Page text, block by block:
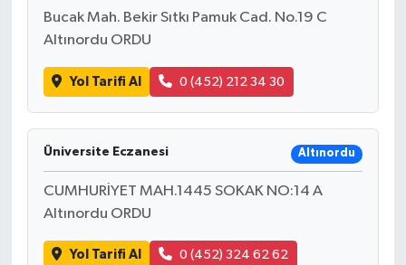
Bucak Mah. Bekir Sıtkı Pamuk Cad. No.19 C
Altınordu ORDU
Yol Tarifi Al 0 (452) 212 34 30
Üniversite Eczanesi Altınordu
CUMHURİYET MAH.1445 SOKAK NO:14 A
Altınordu ORDU
Yol Tarifi Al 0 (452) 324 62 62